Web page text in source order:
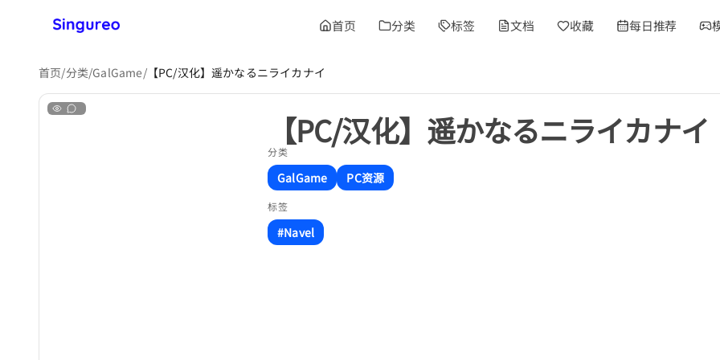
首页 分类 标签 文档 收藏 每日推荐
首页/分类/GalGame/【PC/汉化】遥かなるニライカナイ
【PC/汉化】遥かなるニライカナイ
分类
GalGame PC资源
标签
#Navel